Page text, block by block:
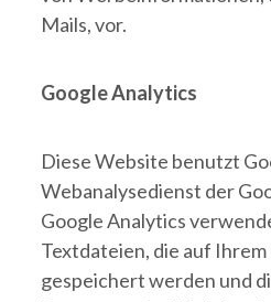
Mails, vor.
Google Analytics
Diese Website benutzt
Webanalysedienst der
Google Analytics
Textdateien, die auf
gespeichert werden und